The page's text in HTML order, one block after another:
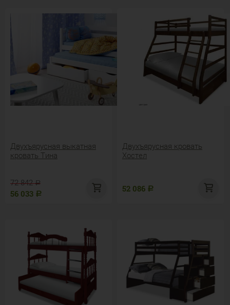
Двухъярусная выкатная
кровать Тина
72 842 Р
56 033 Р
Двухъярусная кровать
Хостел
52 086 Р